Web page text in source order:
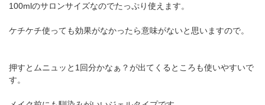
100mlのサロンサイズなのでたっぷり使えます。
ケチケチ使っても効果がなかったら意味がないと思いますので。
押すとムニュッと1回分かなぁ？が出てくるところも使いやすいで
す。